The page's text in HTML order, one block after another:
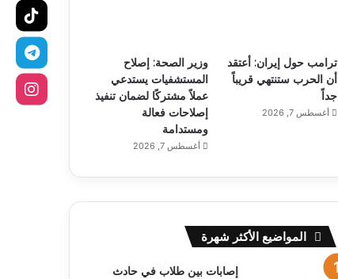
ترامب حول إيران: أعتقد
أن الحرب ستنتهي قريباً
جداً
أغسطس 7, 2026
وزير الصحة: إصلاح
المستشفيات يستدعي
عملاً مشتركًا لضمان تنفيذ
إصلاحات فعالة
ومستدامة
أغسطس 7, 2026
المواضيع الأكثر شهرة
إصابات بين طلاب في حادث